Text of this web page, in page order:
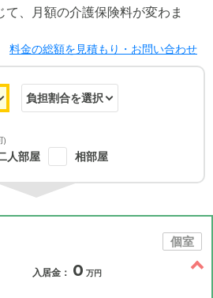
、月額の介護保険料が変わま
料金の総額を見積もり・お問い合わせ
)
人部屋 相部屋
個室
入居金： 0 万円